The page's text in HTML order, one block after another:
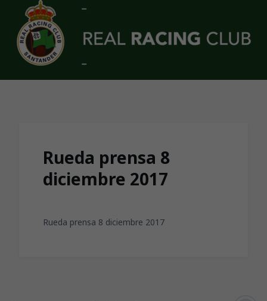
Skip to main content
Rueda prensa 8
diciembre 2017
Rueda prensa 8 diciembre 2017